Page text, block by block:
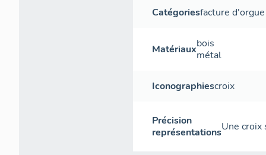
Catégoriesfacture d'orgue
Matériauxbois
métal
Iconographiescroix
Précision
représentationsUne